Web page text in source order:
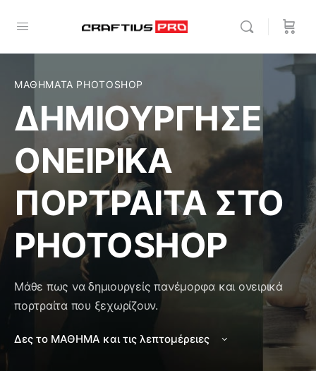
ΜΑΘΗΜΑΤΑ PHOTOSHOP
ΔΗΜΙΟΥΡΓΗΣΕ
ΟΝΕΙΡΙΚΑ
ΠΟΡΤΡΑΙΤΑ ΣΤΟ
PHOTOSHOP
Μάθε πως να δημιουργείς πανέμορφα και ονειρικά
πορτραίτα που ξεχωρίζουν.
Δες το ΜΑΘΗΜΑ και τις λεπτομέρειες